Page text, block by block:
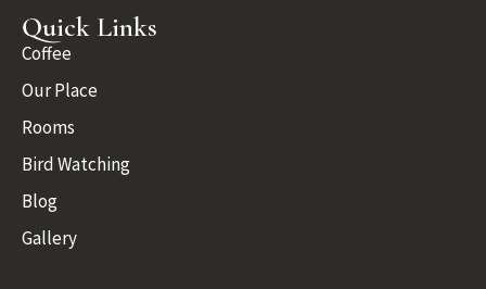
Quick Links
Coffee
Our Place
Rooms
Bird Watching
Blog
Gallery